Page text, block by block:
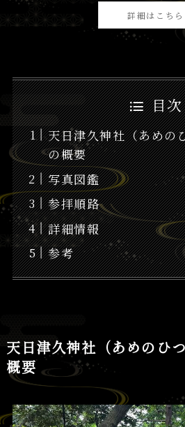
詳細はこちら
目次
天日津久神社（あめの
の概要
写真図鑑
参拝順路
詳細情報
参考
天日津久神社（あめのひ
概要